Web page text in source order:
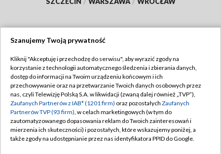
TVP
Abonament TVP
Emisja w TVP
Centrum informacji TVP
Naziemna Telewizja Cyfrowa
Regulamin TVP
Polityka prywatności
Moje zgody
Pomoc
Szanujemy Twoją prywatność
Kliknij "Akceptuję i przechodzę do serwisu", aby wyrazić zgody na
korzystanie z technologii automatycznego śledzenia i zbierania danych,
dostęp do informacji na Twoim urządzeniu końcowym i ich
przechowywanie oraz na przetwarzanie Twoich danych osobowych przez
nas, czyli Telewizję Polską S.A. w likwidacji (zwaną dalej również „TVP”),
Zaufanych Partnerów z IAB* (1201 firm) oraz pozostałych Zaufanych
Partnerów TVP (93 firm), w celach marketingowych (w tym do
zautomatyzowanego dopasowania reklam do Twoich zainteresowań i
mierzenia ich skuteczności) i pozostałych, które wskazujemy poniżej, a
także zgody na udostępnianie przez nas identyfikatora PPID do Google.